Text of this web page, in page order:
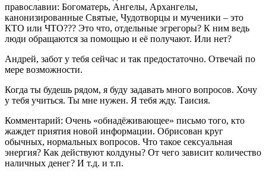
православии: Богоматерь, Ангелы, Архангелы,
канонизированные Святые, Чудотворцы и мученики – это
КТО или ЧТО??? Это что, отдельные эгрегоры? К ним ведь
люди обращаются за помощью и её получают. Или нет?
Андрей, забот у тебя сейчас и так предостаточно. Отвечай по
мере возможности.
Когда ты будешь рядом, я буду задавать много вопросов. Хочу
у тебя учиться. Ты мне нужен. Я тебя жду. Таисия.
Комментарий: Очень «обнадёживающее» письмо того, кто
жаждет приятия новой информации. Обрисован круг
обычных, нормальных вопросов. Что такое сексуальная
энергия? Как действуют колдуны? От чего зависит количество
наличных денег? И т.д. и т.п.